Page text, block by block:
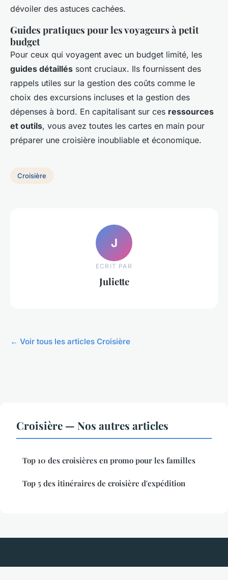
dévoiler des astuces cachées.
Guides pratiques pour les voyageurs à petit
budget
Pour ceux qui voyagent avec un budget limité, les
guides détaillés sont cruciaux. Ils fournissent des
rappels utiles sur la gestion des coûts comme le
choix des excursions incluses et la gestion des
dépenses à bord. En capitalisant sur ces ressources
et outils, vous avez toutes les cartes en main pour
préparer une croisière inoubliable et économique.
Croisière
J
ECRIT PAR
Juliette
← Voir tous les articles Croisière
Croisière — Nos autres articles
Top 10 des croisières en promo pour les familles
Top 5 des itinéraires de croisière d'expédition
Corsicafr